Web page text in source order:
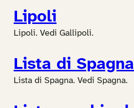
Lipoli
Lipoli. Vedi Gallipoli.
Lista di Spagna
Lista di Spagna. Vedi Spagna.